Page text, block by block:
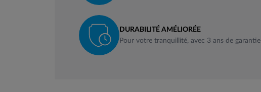
DURABILITÉ AMÉLIORÉE
Pour votre tranquillité, avec 3 ans de garantie